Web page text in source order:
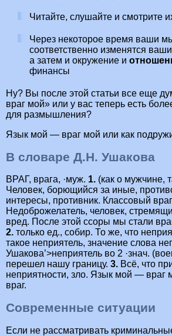
Читайте, слушайте и смотрите
Через некоторое время ваши
соответственно изменятся
а затем и окружение и
финансы
Ну? Вы после этой статьи все еще
враг мой» или у вас теперь есть
для размышления?
Язык мой — враг мой или как
В словаре Д.Н. Ушакова
ВРАГ, врага, ·муж. 1. (как о мужчине,
Человек, борющийся за иные,
интересы, противник. Классовый
Недоброжелатель, человек,
вред. После этой ссоры мы стали
2. только ед., собир. То же, что
такое неприятель, значение слова
Ушакова’>неприятель во 2 ·знач.
перешел нашу границу. 3. Всё, что
неприятности, зло. Язык мой — враг
враг.
Современные ситуации
Если не рассматривать